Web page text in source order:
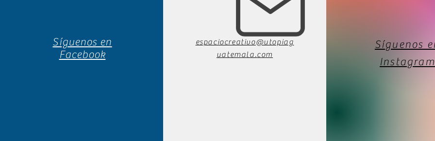
Síguenos en
Facebook
espaciocreativo@utopiag
uatemala.com
Síguenos
Instagram